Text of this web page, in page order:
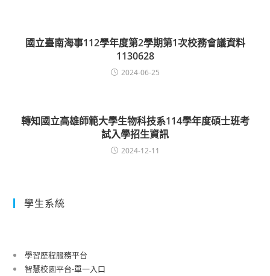
國立臺南海事112學年度第2學期第1次校務會議資料
1130628
2024-06-25
轉知國立高雄師範大學生物科技系114學年度碩士班考
試入學招生資訊
2024-12-11
學生系統
學習歷程服務平台
智慧校園平台-單一入口